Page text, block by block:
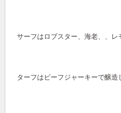
サーフはロブスター、海老、、レ
ターフはビーフジャーキーで醸造